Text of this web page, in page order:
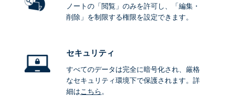
ノートの「閲覧」のみを許可し、「編集・
削除」を制限する権限を設定できます。
セキュリティ
すべてのデータは完全に暗号化され、厳格
なセキュリティ環境下で保護されます。詳
細はこちら。